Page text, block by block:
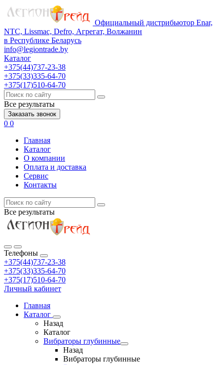
Официальный дистрибьютор Enar,
NTC, Lissmac, Defro, Агрегат, Волжанин
в Республике Беларусь
info@legiontrade.by
Каталог
+375(44)737-23-38
+375(33)335-64-70
+375(17)510-64-70
Все результаты
Заказать звонок
0 0
Главная
Каталог
О компании
Оплата и доставка
Сервис
Контакты
Все результаты
Телефоны
+375(44)737-23-38
+375(33)335-64-70
+375(17)510-64-70
Личный кабинет
Главная
Каталог
Назад
Каталог
Вибраторы глубинные
Назад
Вибраторы глубинные